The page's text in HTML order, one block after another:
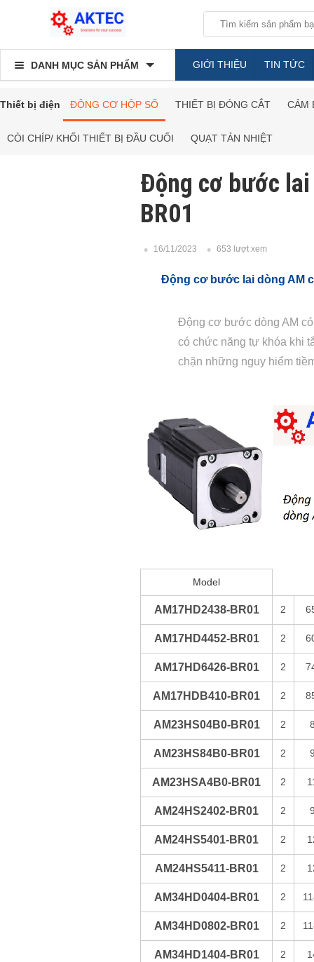
DANH MỤC SẢN PHẨM GIỚI THIỆU TIN TỨC
Thiết bị điện ĐỘNG CƠ HỘP SỐ THIẾT BỊ ĐÓNG CẮT CẢM
CÒI CHÍP/ KHỐI THIẾT BỊ ĐẦU CUỐI QUẠT TẢN NHIỆT
Động cơ bước
BR01
16/11/2023 653 lượt xem
Động cơ bước lai dòng AM
Động cơ bước dòng AM
có chức năng tự khóa khi
chặn những nguy hiểm
Model
AM17HD2438-BR01 2
AM17HD4452-BR01 2
AM17HD6426-BR01 2
AM17HDB410-BR01 2
AM23HS04B0-BR01 2
AM23HS84B0-BR01 2
AM23HSA4B0-BR01 2
AM24HS2402-BR01 2
AM24HS5401-BR01 2
AM24HS5411-BR01 2
AM34HD0404-BR01 2
AM34HD0802-BR01 2
AM34HD1404-BR01 2